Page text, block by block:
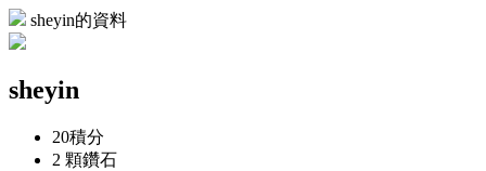
sheyin的資料
sheyin
20積分
2 顆鑽石